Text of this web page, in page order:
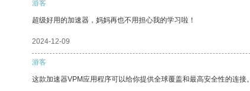
游客
超级好用的加速器，妈妈再也不用担心我的学习啦！
2024-12-09
游客
这款加速器VPM应用程序可以给你提供全球覆盖和最高安全性的连接。